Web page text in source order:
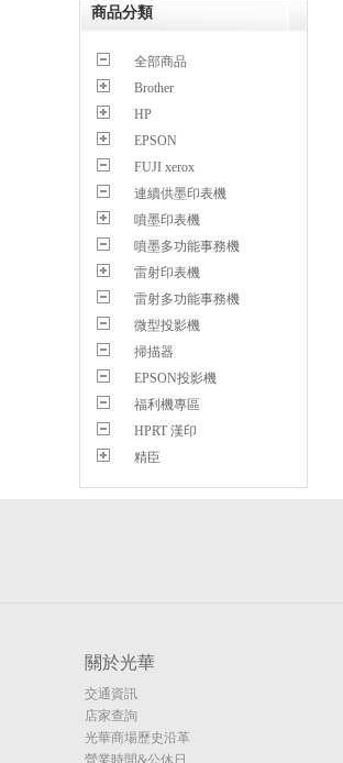
商品分類
全部商品
Brother
HP
EPSON
FUJI xerox
連續供墨印表機
噴墨印表機
噴墨多功能事務機
雷射印表機
雷射多功能事務機
微型投影機
掃描器
EPSON投影機
福利機專區
HPRT 漢印
精臣
關於光華
交通資訊
店家查詢
光華商場歷史沿革